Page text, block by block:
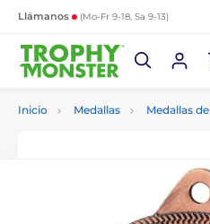
Llámanos (Mo-Fr 9-18, Sa 9-13)
Inicio Medallas Medallas